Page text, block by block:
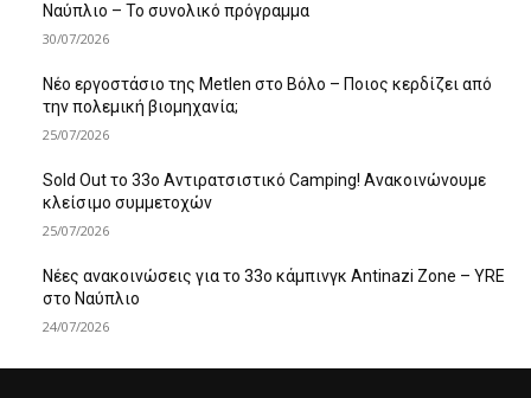
Ναύπλιο – Το συνολικό πρόγραμμα
30/07/2026
Νέο εργοστάσιο της Metlen στο Βόλο – Ποιος κερδίζει από
την πολεμική βιομηχανία;
25/07/2026
Sold Out το 33ο Αντιρατσιστικό Camping! Ανακοινώνουμε
κλείσιμο συμμετοχών
25/07/2026
Νέες ανακοινώσεις για το 33ο κάμπινγκ Antinazi Zone – YRE
στο Ναύπλιο
24/07/2026